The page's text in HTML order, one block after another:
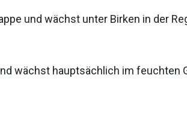
und wächst unter Birken in der
wächst hauptsächlich im feuchten